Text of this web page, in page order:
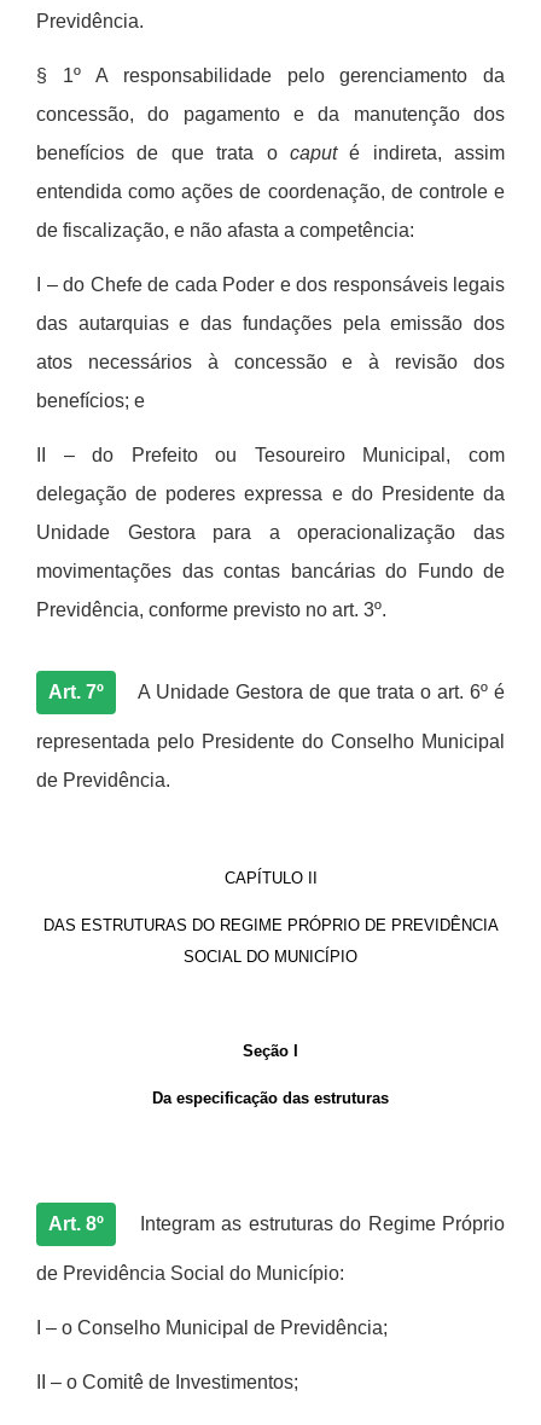
Previdência.
§ 1ºA responsabilidade pelo gerenciamento da
concessão, do pagamento e da manutenção dos
benefícios de que trata o caputé indireta, assim
entendida como ações de coordenação, de controle e
de fiscalização, e não afasta a competência:
I – do Chefe de cada Poder e dos responsáveis legais
das autarquias e das fundações pela emissão dos
atos necessários à concessão eà revisão dos
benefícios; e
II – do Prefeito ou Tesoureiro Municipal, com
delegação de poderes expressa e do Presidente da
Unidade Gestora para a operacionalização das
movimentações das contas bancárias do Fundo de
Previdência, conforme previsto no art. 3º.
Art. 7º A Unidade Gestora de que trata o art. 6º é
representada pelo Presidente do Conselho Municipal
de Previdência.
CAPÍTULO II
DAS ESTRUTURAS DO REGIME PRÓPRIO DE PREVIDÊNCIA
SOCIAL DO MUNICÍPIO
Seção I
Da especificação das estruturas
Art. 8º Integram as estruturas do Regime Próprio
de Previdência Social do Município:
– o Conselho Municipal de Previdência;
– o Comitê de Investimentos;